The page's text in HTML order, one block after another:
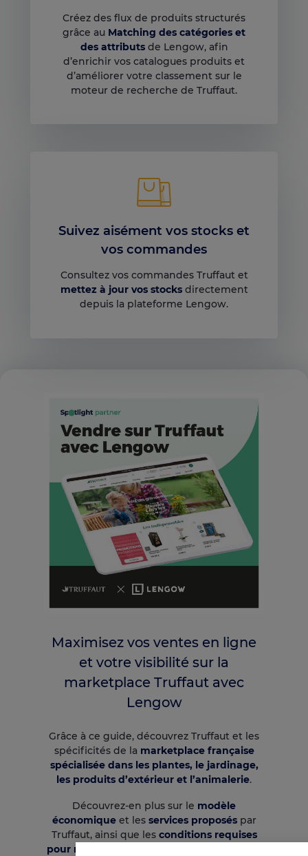
Créez des flux de produits structurés
grâce au Matching des catégories et
des attributsde Lengow, afin
d’enrichir vos catalogues produits et
d’améliorer votre classement sur le
moteur de recherche de Truffaut.
Suivez aisément vos stocks et
vos commandes
Consultez vos commandes Truffaut et
mettez à jour vos stocks directement
depuis la plateforme Lengow.
Maximisez vos ventes en ligne
et votre visibilité sur la
marketplace Truffaut avec
Lengow
Grâce à ce guide, découvrez Truffaut et les
spécificités de la marketplace française
spécialisée dans les plantes, le jardinage,
les produits d’extérieur et l’animalerie.
Découvrez-en plus sur le modèle
économiqueet les services proposéspar
Truffaut, ainsi que les conditions requises
pour rejoindre la plateforme